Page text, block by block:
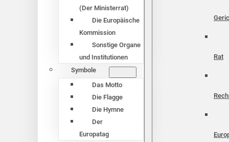
(Der Ministerrat)
Die Europäische
Kommission
Sonstige Organe
und Institutionen
Symbole
Das Motto
Die Flagge
Die Hymne
Der
Europatag
Rat